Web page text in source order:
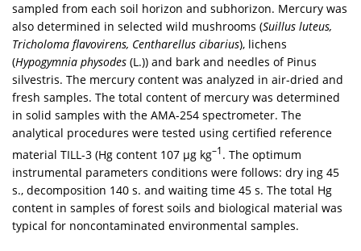
sampled from each soil horizon and subhorizon. Mercury was
also determined in selected wild mushrooms (Suillus luteus,
Tricholoma flavovirens, Centharellus cibarius), lichens
(Hypogymnia physodes (L.)) and bark and needles of Pinus
silvestris. The mercury content was analyzed in air-dried and
fresh samples. The total content of mercury was determined
in solid samples with the AMA-254 spectrometer. The
analytical procedures were tested using certified reference
material TILL-3 (Hg content 107 µg kg–1 . The optimum
instrumental parameters conditions were follows: dry ing 45
s., decomposition 140 s. and waiting time 45 s. The total Hg
content in samples of forest soils and biological material was
typical for noncontaminated environmental samples.